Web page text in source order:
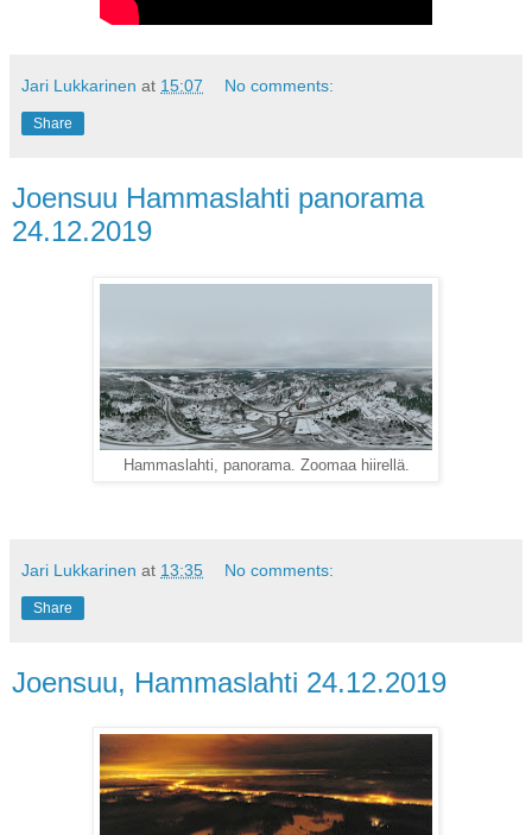
Jari Lukkarinen at 15:07 No comments:
Share
Joensuu Hammaslahti panorama
24.12.2019
Hammaslahti, panorama. Zoomaa hiirellä.
Jari Lukkarinen at 13:35 No comments:
Share
Joensuu, Hammaslahti 24.12.2019